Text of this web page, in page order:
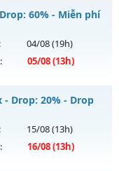
Cực Cuốn
60% - Miễn phí
04/08(19h)
05/08(13h)
- Drop: 20% - Drop
15/08(13h)
16/08(13h)